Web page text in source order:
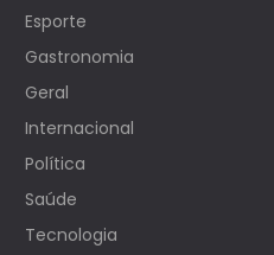
Esporte
Gastronomia
Geral
Internacional
Política
Saúde
Tecnologia